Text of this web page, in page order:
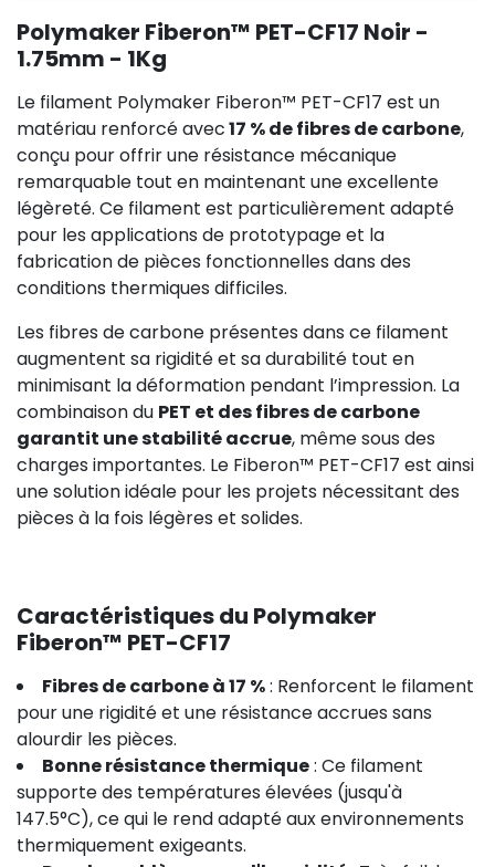
Polymaker Fiberon™ PET-CF17 Noir -
1.75mm - 1Kg
Le filament Polymaker Fiberon™ PET-CF17 est un
matériau renforcé avec17 % de fibres de carbone,
conçu pour offrir une résistance mécanique
remarquable tout en maintenant une excellente
légèreté. Ce filament est particulièrement adapté
pour les applications de prototypage et la
fabrication de pièces fonctionnelles dans des
conditions thermiques difficiles.
Les fibres de carbone présentes dans ce filament
augmentent sa rigidité et sa durabilité tout en
minimisant la déformation pendant l’impression. La
combinaison du PET et des fibres de carbone
garantit une stabilité accrue, même sous des
charges importantes. Le Fiberon™ PET-CF17 est ainsi
une solution idéale pour les projets nécessitant des
pièces à la fois légères et solides.
Caractéristiques du Polymaker
Fiberon™ PET-CF17
Fibres de carbone à 17 %: Renforcent le filament
pour une rigidité et une résistance accrues sans
alourdir les pièces.
Bonne résistance thermique: Ce filament
supporte des températures élevées (jusqu'à
147.5°C), ce qui le rend adapté aux environnements
thermiquement exigeants.